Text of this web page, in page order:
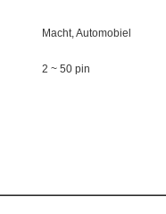
Macht, Automobiel
2 ~ 50 pin